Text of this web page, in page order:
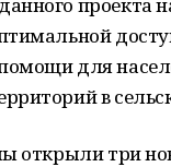
для
в
открыли три